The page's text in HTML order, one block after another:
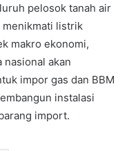
pelosok tanah air
menikmati listrik
makro ekonomi,
nasional akan
impor gas dan BBM
instalasi
import.